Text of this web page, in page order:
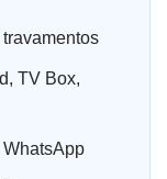
TV Box,